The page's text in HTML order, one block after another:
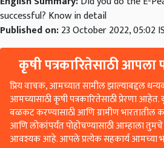
successful? Know in detail
Published on:23 October 2022, 05:02
कृषी पत्रकारितेसाठी आपला
प्रिय वाचक, आमच्यात सामील झाल्याबद्दल
आमच्यासाठी कृषी पत्रकारितेसाठी प्रेरणा
बळकट करण्यासाठी आणि ग्रामीण
आणि लोकांपर्यंत पोहोचण्यासाठी आम्हाला
आवश्यक आहे. आपले प्रत्येक सहकार्य आमच्या